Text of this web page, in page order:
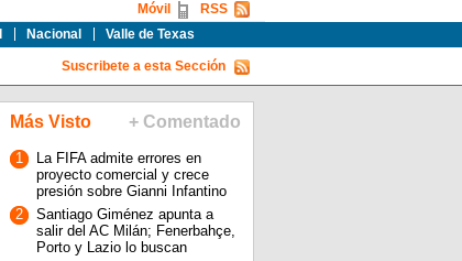
Nacional Valle de Texas
RSS
Móvil
Suscribete a esta Sección
Más Visto + Comentado
1
La FIFA admite errores en
proyecto comercial y crece
presión sobre Gianni Infantino
2
Santiago Giménez apunta a
salir del AC Milán; Fenerbahçe,
Porto y Lazio lo buscan